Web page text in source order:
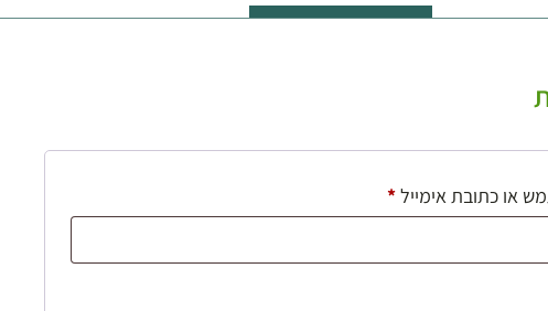
לתאם ביקור בצריף
או כתובת אימייל*חובה
חובה